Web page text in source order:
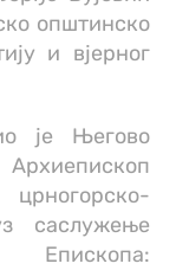
општинско
и вјерног
је Његово
саслужење